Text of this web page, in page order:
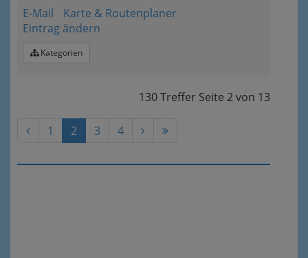
E-Mail
Karte & Routenplaner
Eintrag ändern
Kategorien
130 Treffer Seite 2von 13
1 2 3 4